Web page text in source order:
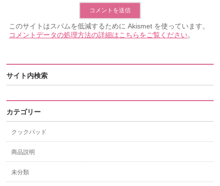
このサイトはスパムを低減するために Akismet を使っています。
コメントデータの処理方法の詳細はこちらをご覧ください。
サイト内検索
カテゴリー
クックパッド
商品説明
未分類